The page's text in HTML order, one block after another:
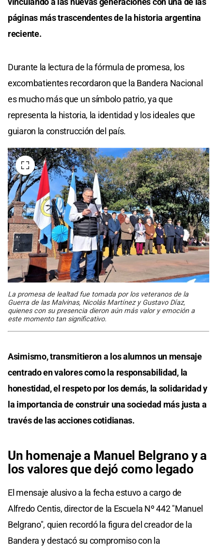
páginas más trascendentes de la historia argentina
reciente.
Durante la lectura de la fórmula de promesa, los
excombatientes recordaron que la Bandera Nacional
es mucho más que un símbolo patrio, ya que
representa la historia, la identidad y los ideales que
guiaron la construcción del país.
La promesa de lealtad fue tomada por los veteranos de la
Guerra de las Malvinas, Nicolás Martínez y Gustavo Díaz,
quienes con su presencia dieron aún más valor y emoción a
este momento tan significativo.
Asimismo, transmitieron a los alumnos un mensaje
centrado en valores como la responsabilidad, la
honestidad, el respeto por los demás, la solidaridad y
la importancia de construir una sociedad más justa a
través de las acciones cotidianas.
Un homenaje a Manuel Belgrano y a
los valores que dejó como legado
El mensaje alusivo a la fecha estuvo a cargo de
Alfredo Centis, director de la Escuela Nº 442 "Manuel
Belgrano", quien recordó la figura del creador de la
Bandera y destacó su compromiso con la